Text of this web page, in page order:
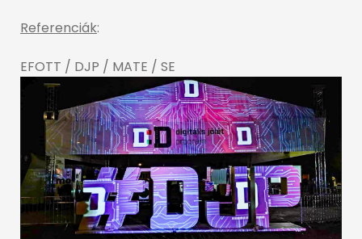
Referenciák:
EFOTT / DJP / MATE / SE